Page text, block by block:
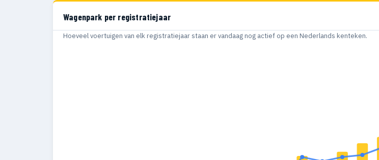
Wagenpark per registratiejaar
Hoeveel voertuigen van elk registratiejaar staan er vandaag nog actief op een Nederlands kenteken.